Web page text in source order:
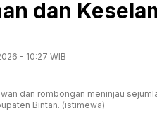
dan
- 10:27 WIB
dan rombongan meninjau
Bintan. (istimewa)